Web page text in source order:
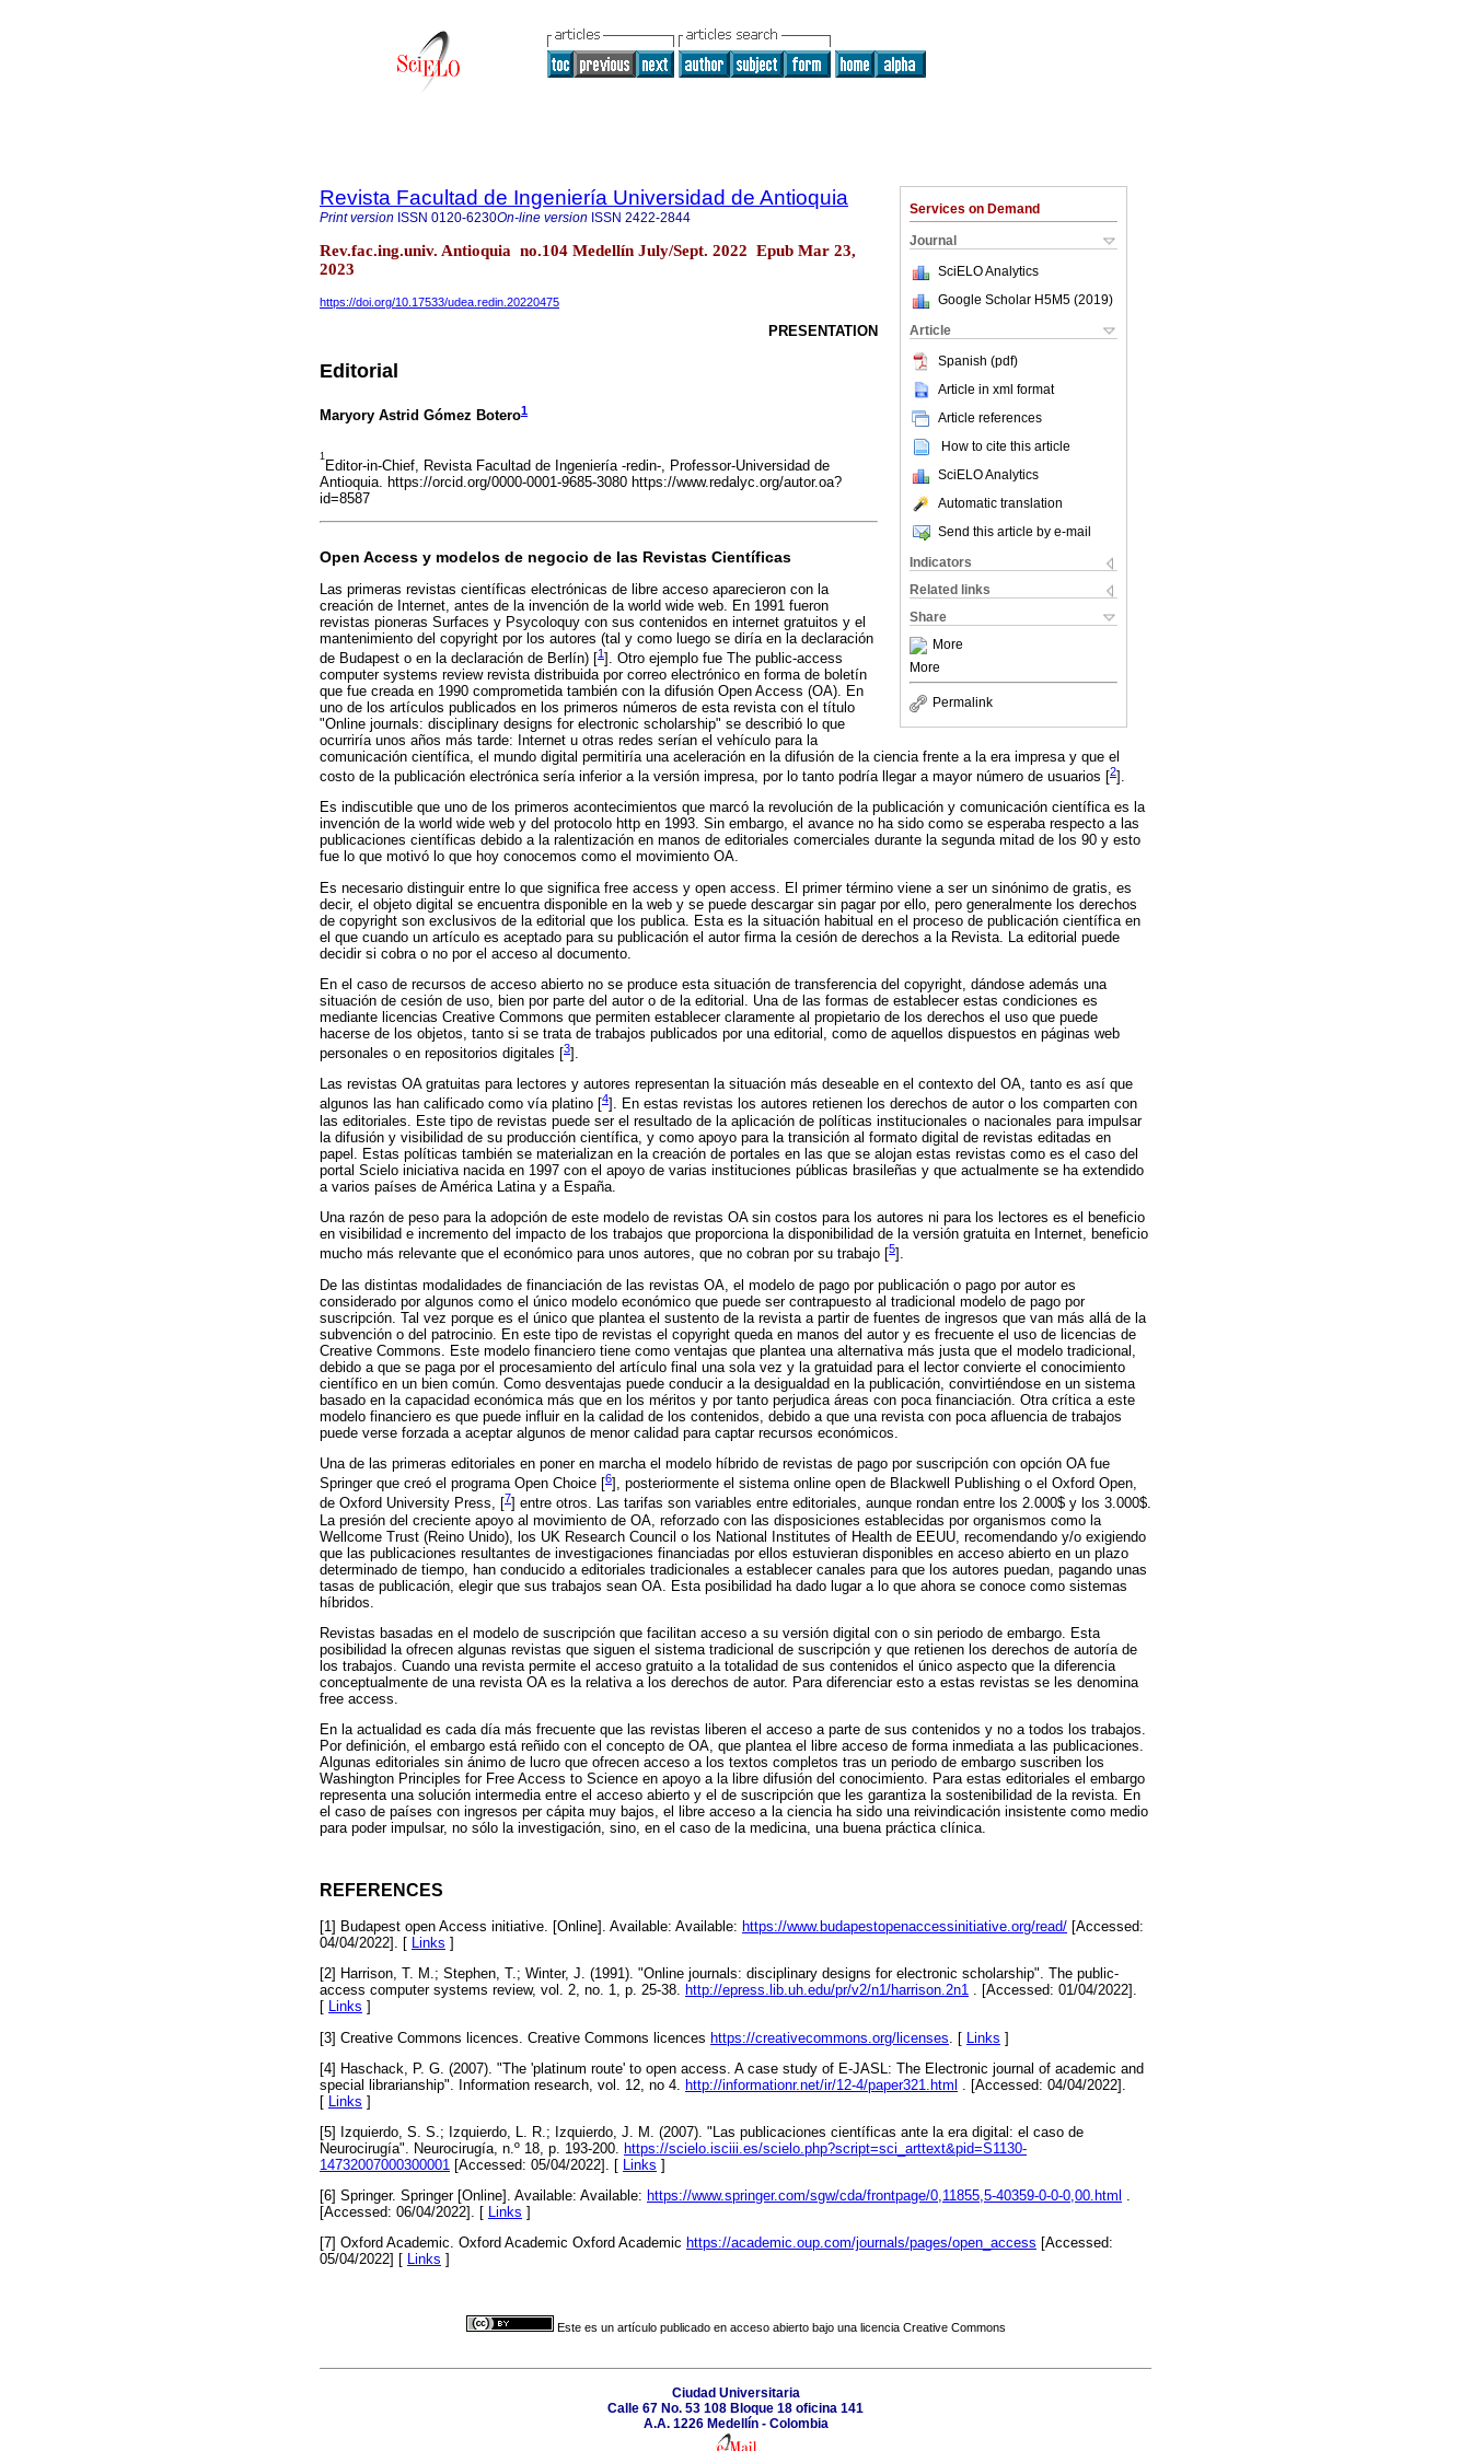
Services on Demand
Journal
SciELO Analytics
Google Scholar H5M5 (2019)
Article
Spanish (pdf)
Article in xml format
Article references
How to cite this article
SciELO Analytics
Automatic translation
Send this article by e-mail
Indicators
Related links
Share
More
More
Permalink
Revista Facultad de Ingeniería Universidad de Antioquia
Print version ISSN 0120-6230On-line version ISSN 2422-2844
Rev.fac.ing.univ. Antioquia no.104 Medellín July/Sept. 2022 Epub Mar 23,
2023
https://doi.org/10.17533/udea.redin.20220475
PRESENTATION
Editorial
Maryory Astrid Gómez Botero1
1
Editor-in-Chief, Revista Facultad de Ingeniería -redin-, Professor-Universidad de
Antioquia. https://orcid.org/0000-0001-9685-3080 https://www.redalyc.org/autor.oa?
id=8587
Open Access y modelos de negocio de las Revistas Científicas
Las primeras revistas científicas electrónicas de libre acceso aparecieron con la
creación de Internet, antes de la invención de la world wide web. En 1991 fueron
revistas pioneras Surfaces y Psycoloquy con sus contenidos en internet gratuitos y el
mantenimiento del copyright por los autores (tal y como luego se diría en la declaración
de Budapest o en la declaración de Berlín) [1]. Otro ejemplo fue The public-access
computer systems review revista distribuida por correo electrónico en forma de boletín
que fue creada en 1990 comprometida también con la difusión Open Access (OA). En
uno de los artículos publicados en los primeros números de esta revista con el título
"Online journals: disciplinary designs for electronic scholarship" se describió lo que
ocurriría unos años más tarde: Internet u otras redes serían el vehículo para la
comunicación científica, el mundo digital permitiría una aceleración en la difusión de la ciencia frente a la era impresa y que el
costo de la publicación electrónica sería inferior a la versión impresa, por lo tanto podría llegar a mayor número de usuarios [2].
Es indiscutible que uno de los primeros acontecimientos que marcó la revolución de la publicación y comunicación científica es la
invención de la world wide web y del protocolo http en 1993. Sin embargo, el avance no ha sido como se esperaba respecto a las
publicaciones científicas debido a la ralentización en manos de editoriales comerciales durante la segunda mitad de los 90 y esto
fue lo que motivó lo que hoy conocemos como el movimiento OA.
Es necesario distinguir entre lo que significa free access y open access. El primer término viene a ser un sinónimo de gratis, es
decir, el objeto digital se encuentra disponible en la web y se puede descargar sin pagar por ello, pero generalmente los derechos
de copyright son exclusivos de la editorial que los publica. Esta es la situación habitual en el proceso de publicación científica en
el que cuando un artículo es aceptado para su publicación el autor firma la cesión de derechos a la Revista. La editorial puede
decidir si cobra o no por el acceso al documento.
En el caso de recursos de acceso abierto no se produce esta situación de transferencia del copyright, dándose además una
situación de cesión de uso, bien por parte del autor o de la editorial. Una de las formas de establecer estas condiciones es
mediante licencias Creative Commons que permiten establecer claramente al propietario de los derechos el uso que puede
hacerse de los objetos, tanto si se trata de trabajos publicados por una editorial, como de aquellos dispuestos en páginas web
personales o en repositorios digitales [3].
Las revistas OA gratuitas para lectores y autores representan la situación más deseable en el contexto del OA, tanto es así que
algunos las han calificado como vía platino [
4 ]. En estas revistas los autores retienen los derechos de autor o los comparten con
las editoriales. Este tipo de revistas puede ser el resultado de la aplicación de políticas institucionales o nacionales para impulsar
la difusión y visibilidad de su producción científica, y como apoyo para la transición al formato digital de revistas editadas en
papel. Estas políticas también se materializan en la creación de portales en las que se alojan estas revistas como es el caso del
portal Scielo iniciativa nacida en 1997 con el apoyo de varias instituciones públicas brasileñas y que actualmente se ha extendido
a varios países de América Latina y a España.
Una razón de peso para la adopción de este modelo de revistas OA sin costos para los autores ni para los lectores es el beneficio
en visibilidad e incremento del impacto de los trabajos que proporciona la disponibilidad de la versión gratuita en Internet, beneficio
mucho más relevante que el económico para unos autores, que no cobran por su trabajo [5].
De las distintas modalidades de financiación de las revistas OA, el modelo de pago por publicación o pago por autor es
considerado por algunos como el único modelo económico que puede ser contrapuesto al tradicional modelo de pago por
suscripción. Tal vez porque es el único que plantea el sustento de la revista a partir de fuentes de ingresos que van más allá de la
subvención o del patrocinio. En este tipo de revistas el copyright queda en manos del autor y es frecuente el uso de licencias de
Creative Commons. Este modelo financiero tiene como ventajas que plantea una alternativa más justa que el modelo tradicional,
debido a que se paga por el procesamiento del artículo final una sola vez y la gratuidad para el lector convierte el conocimiento
científico en un bien común. Como desventajas puede conducir a la desigualdad en la publicación, convirtiéndose en un sistema
basado en la capacidad económica más que en los méritos y por tanto perjudica áreas con poca financiación. Otra crítica a este
modelo financiero es que puede influir en la calidad de los contenidos, debido a que una revista con poca afluencia de trabajos
puede verse forzada a aceptar algunos de menor calidad para captar recursos económicos.
Una de las primeras editoriales en poner en marcha el modelo híbrido de revistas de pago por suscripción con opción OA fue
Springer que creó el programa Open Choice [6], posteriormente el sistema online open de Blackwell Publishing o el Oxford Open,
de Oxford University Press, [7] entre otros. Las tarifas son variables entre editoriales, aunque rondan entre los 2.000$ y los 3.000$.
La presión del creciente apoyo al movimiento de OA, reforzado con las disposiciones establecidas por organismos como la
Wellcome Trust (Reino Unido), los UK Research Council o los National Institutes of Health de EEUU, recomendando y/o exigiendo
que las publicaciones resultantes de investigaciones financiadas por ellos estuvieran disponibles en acceso abierto en un plazo
determinado de tiempo, han conducido a editoriales tradicionales a establecer canales para que los autores puedan, pagando unas
tasas de publicación, elegir que sus trabajos sean OA. Esta posibilidad ha dado lugar a lo que ahora se conoce como sistemas
híbridos.
Revistas basadas en el modelo de suscripción que facilitan acceso a su versión digital con o sin periodo de embargo. Esta
posibilidad la ofrecen algunas revistas que siguen el sistema tradicional de suscripción y que retienen los derechos de autoría de
los trabajos. Cuando una revista permite el acceso gratuito a la totalidad de sus contenidos el único aspecto que la diferencia
conceptualmente de una revista OA es la relativa a los derechos de autor. Para diferenciar esto a estas revistas se les denomina
free access.
En la actualidad es cada día más frecuente que las revistas liberen el acceso a parte de sus contenidos y no a todos los trabajos.
Por definición, el embargo está reñido con el concepto de OA, que plantea el libre acceso de forma inmediata a las publicaciones.
Algunas editoriales sin ánimo de lucro que ofrecen acceso a los textos completos tras un periodo de embargo suscriben los
Washington Principles for Free Access to Science en apoyo a la libre difusión del conocimiento. Para estas editoriales el embargo
representa una solución intermedia entre el acceso abierto y el de suscripción que les garantiza la sostenibilidad de la revista. En
el caso de países con ingresos per cápita muy bajos, el libre acceso a la ciencia ha sido una reivindicación insistente como medio
para poder impulsar, no sólo la investigación, sino, en el caso de la medicina, una buena práctica clínica.
REFERENCES
[1] Budapest open Access initiative. [Online]. Available: Available: https://www.budapestopenaccessinitiative.org/read/ [Accessed:
04/04/2022]. [ Links ]
[2] Harrison, T. M.; Stephen, T.; Winter, J. (1991). "Online journals: disciplinary designs for electronic scholarship". The public-
access computer systems review, vol. 2, no. 1, p. 25-38. http://epress.lib.uh.edu/pr/v2/n1/harrison.2n1 . [Accessed: 01/04/2022].
[ Links ]
[3] Creative Commons licences. Creative Commons licences https://creativecommons.org/licenses . [ Links ]
[4] Haschack, P. G. (2007). "The 'platinum route' to open access. A case study of E-JASL: The Electronic journal of academic and
special librarianship". Information research, vol. 12, no 4.
http://informationr.net/ir/12-4/paper321.html
. [Accessed: 04/04/2022].
[
Links ]
[5] Izquierdo, S. S.; Izquierdo, L. R.; Izquierdo, J. M. (2007). "Las publicaciones científicas ante la era digital: el caso de
Neurocirugía". Neurocirugía, n.º 18, p. 193-200.
https://scielo.isciii.es/scielo.php?script=sci_arttext&pid=S1130-
14732007000300001 [Accessed: 05/04/2022]. [ Links ]
[6] Springer. Springer [Online]. Available: Available: https://www.springer.com/sgw/cda/frontpage/0,11855,5-40359-0-0-0,00.html .
[Accessed: 06/04/2022]. [ Links ]
[7] Oxford Academic. Oxford Academic Oxford Academic https://academic.oup.com/journals/pages/open_access [Accessed:
05/04/2022] [ Links ]
Este es un artículo publicado en acceso abierto bajo una licencia Creative Commons
Ciudad Universitaria
Calle 67 No. 53 108 Bloque 18 oficina 141
A.A. 1226 Medellín - Colombia